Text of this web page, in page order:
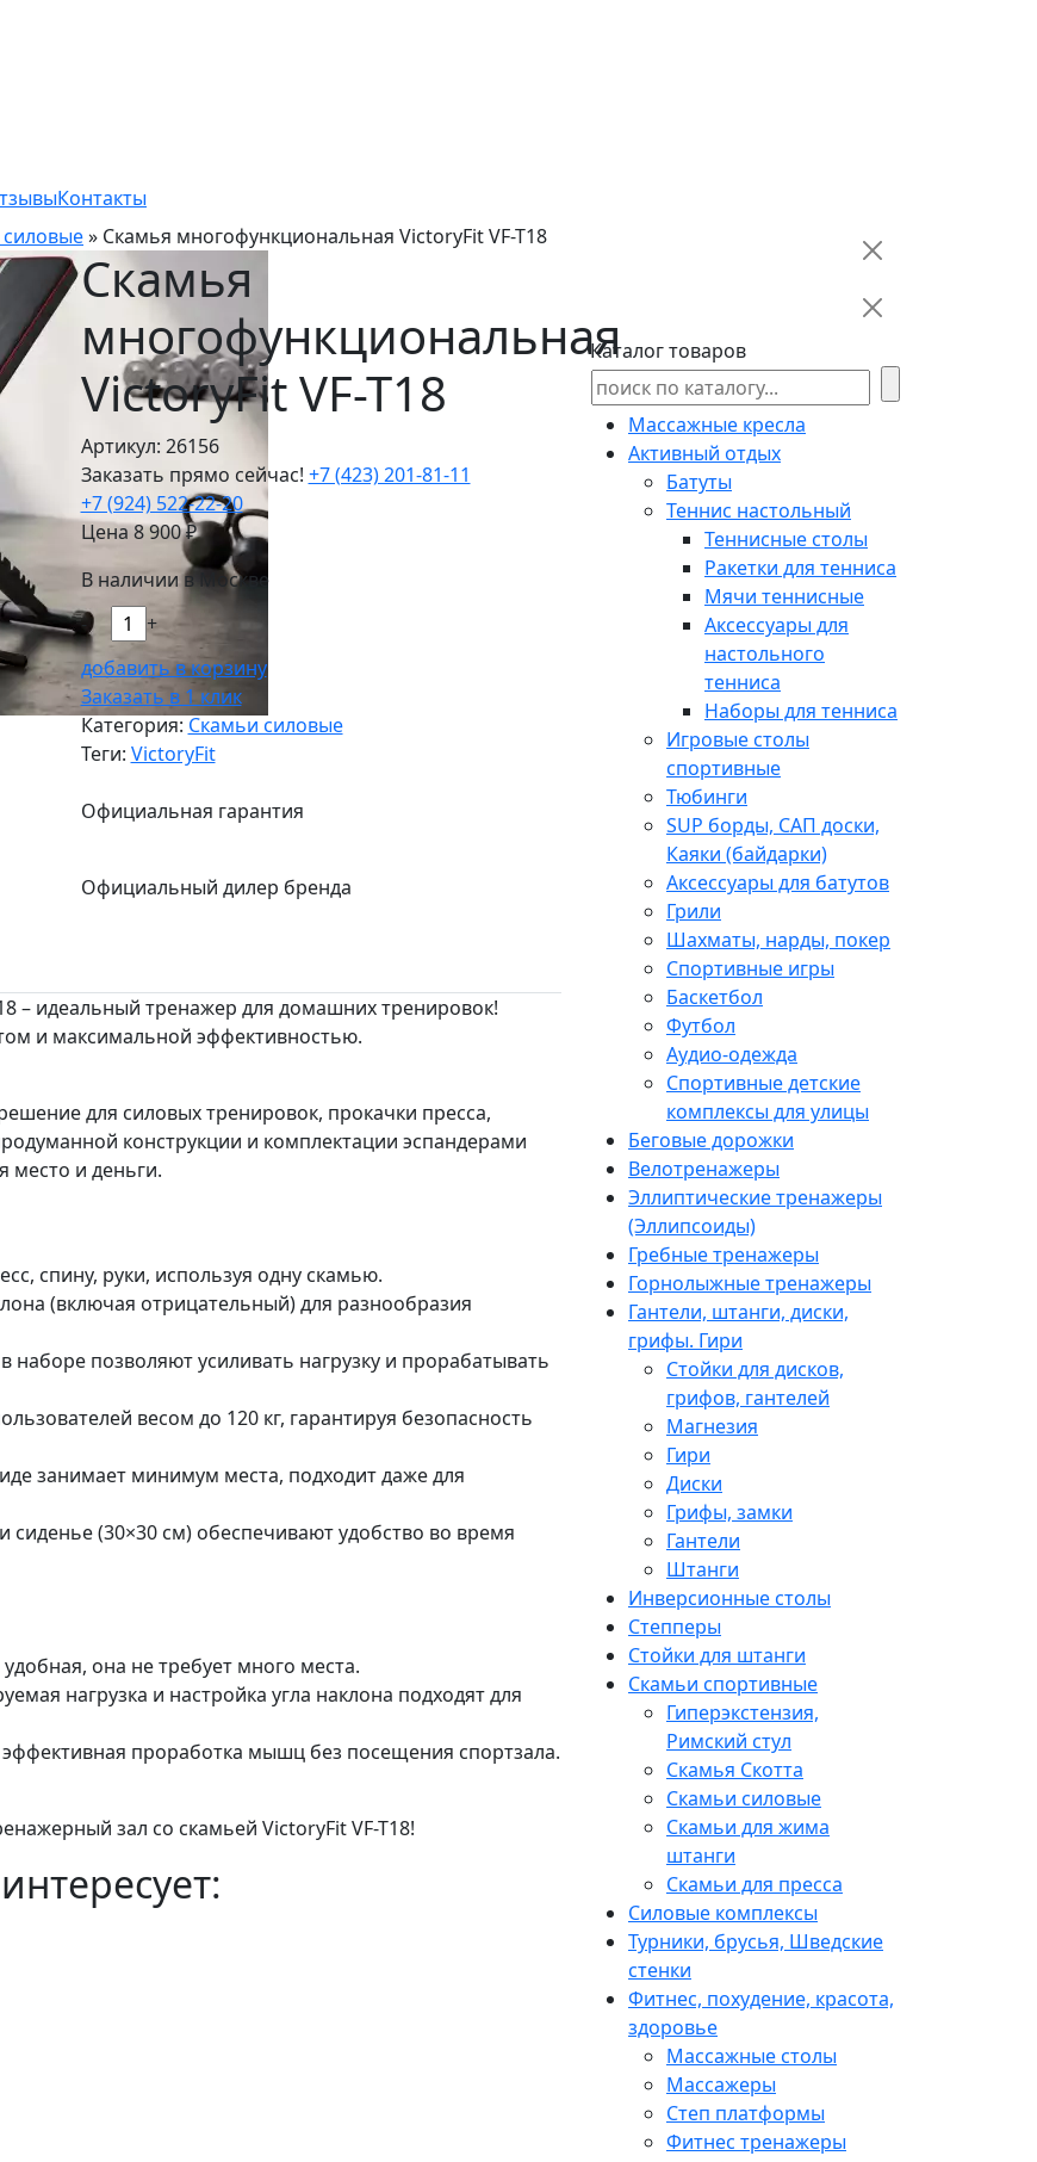
Контакты
» Скамья многофункциональная VictoryFit VF-T18
Скамья
многофункциональная
VictoryFit VF-T18
Артикул: 26156
Заказать прямо сейчас! +7 (423) 201-81-11
+7 (924) 522-22-20
Цена8 900₽
В наличии в Москве
-
+
добавить в корзину
Заказать в 1 клик
Категория: Скамьи силовые
Теги: VictoryFit
Официальная гарантия
Официальный дилер бренда
– идеальный тренажер для домашних тренировок!
и максимальной эффективностью.
для силовых тренировок, прокачки пресса,
конструкции и комплектации эспандерами
место и деньги.
спину, руки, используя одну скамью.
(включая отрицательный) для разнообразия
позволяют усиливать нагрузку и прорабатывать
весом до 120 кг, гарантируя безопасность
занимает минимум места, подходит даже для
(30×30 см) обеспечивают удобство во время
она не требует много места.
нагрузка и настройка угла наклона подходят для
проработка мышц без посещения спортзала.
зал со скамьей VictoryFit VF-T18!
Каталог товаров
Массажные кресла
Активный отдых
Батуты
Теннис настольный
Теннисные столы
Ракетки для тенниса
Мячи теннисные
Аксессуары для
настольного
тенниса
Наборы для тенниса
Игровые столы
спортивные
Тюбинги
SUP борды, САП доски,
Каяки (байдарки)
Аксессуары для батутов
Грили
Шахматы, нарды, покер
Спортивные игры
Баскетбол
Футбол
Аудио-одежда
Спортивные детские
комплексы для улицы
Беговые дорожки
Велотренажеры
Эллиптические тренажеры
(Эллипсоиды)
Гребные тренажеры
Горнолыжные тренажеры
Гантели, штанги, диски,
грифы. Гири
Стойки для дисков,
грифов, гантелей
Магнезия
Гири
Диски
Грифы, замки
Гантели
Штанги
Инверсионные столы
Степперы
Стойки для штанги
Скамьи спортивные
Гиперэкстензия,
Римский стул
Скамья Скотта
Скамьи силовые
Скамьи для жима
штанги
Скамьи для пресса
Силовые комплексы
Турники, брусья, Шведские
стенки
Фитнес, похудение, красота,
здоровье
Массажные столы
Массажеры
Степ платформы
Фитнес тренажеры